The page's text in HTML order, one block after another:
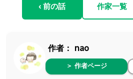
‹ 前の話 作家一覧
作者： nao
＞ 作者ページ